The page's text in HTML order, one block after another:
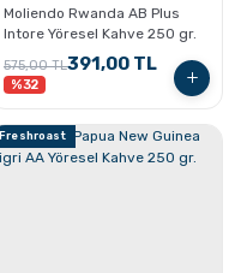
Moliendo Rwanda AB Plus
Intore Yöresel Kahve 250 gr.
575,00 TL391,00 TL
%32
Freshroast